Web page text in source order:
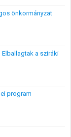
önkormányzat
a sziráki
program